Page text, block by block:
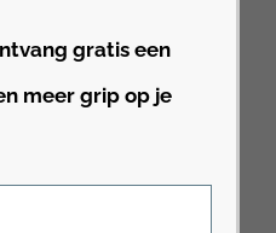
gratis een
meer grip op je